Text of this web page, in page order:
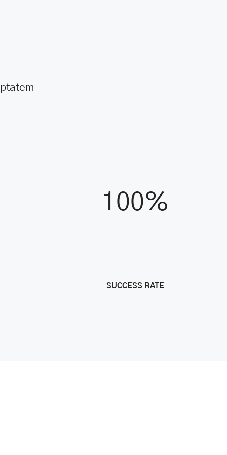
100%
SUCCESS RATE